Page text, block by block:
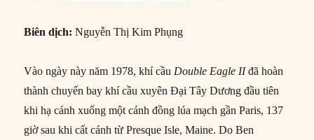
Biên dịch: Nguyễn Thị Kim Phụng
Vào ngày này năm 1978, khí cầuDouble Eagle IIđã hoàn
thành chuyến bay khí cầu xuyên Đại Tây Dương đầu tiên
khi hạ cánh xuống một cánh đồng lúa mạch gần Paris, 137
giờ sau khi cất cánh từ Presque Isle, Maine. Do Ben